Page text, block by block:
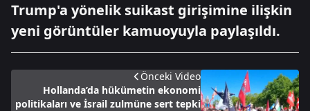
Trump'a yönelik suikast girişimine ilişkin
yeni görüntüler kamuoyuyla paylaşıldı.
Önceki Video
Hollanda’da hükümetin ekonomi
politikaları ve İsrail zulmüne sert tepki